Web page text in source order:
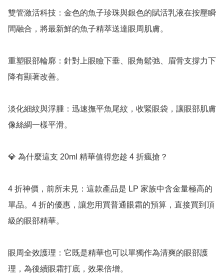
雙管激活科技：金色的魚子珍珠與銀色的賦活乳液在按壓瞬
間融合，將最新鮮的魚子精萃送達眼周肌膚。
重塑眼部輪廓：針對上眼瞼下垂、眼角鬆弛、眉骨支撐力下
降有顯著改善。
淡化細紋與浮腫：迅速撫平魚尾紋，收緊眼袋，讓眼部肌膚
像絲綢一樣平滑。
💎 為什麼這支 20ml 精華值得您趁 4 折瘋搶？
4 折神價，前所未見：這款產品是 LP 家族中含金量極高的
單品。4 折的優惠，讓您用買普通眼霜的預算，直接買到頂
級的眼部精華。
眼周全效護理：它既是精華也可以單獨作為清爽的眼部護
理，為後續眼霜打底，效果倍增。